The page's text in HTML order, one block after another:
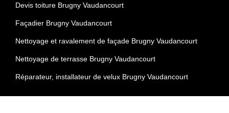
Devis toiture Brugny Vaudancourt
Façadier Brugny Vaudancourt
Nettoyage et ravalement de façade Brugny Vaudancourt
Nettoyage de terrasse Brugny Vaudancourt
Réparateur, installateur de velux Brugny Vaudancourt